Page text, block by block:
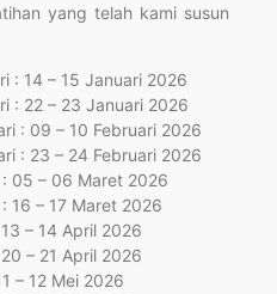
yang telah kami susun
: 14 – 15 Januari 2026
: 22 – 23 Januari 2026
: 09 – 10 Februari 2026
: 23 – 24 Februari 2026
05 – 06 Maret 2026
16 – 17 Maret 2026
– 14 April 2026
– 21 April 2026
– 12 Mei 2026